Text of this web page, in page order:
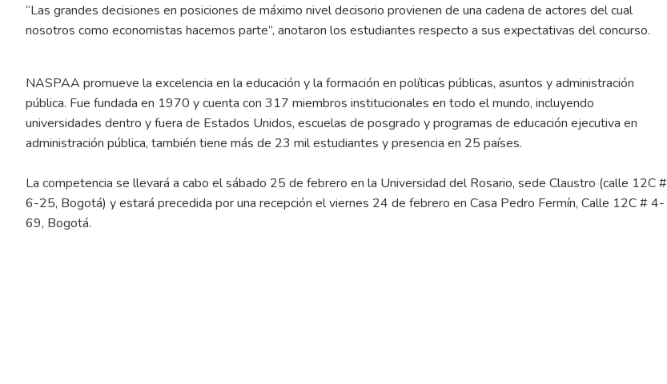
“Las grandes decisiones en posiciones de máximo nivel decisorio provienen de una cadena de actores del cual
nosotros como economistas hacemos parte”, anotaron los estudiantes respecto a sus expectativas del concurso.
NASPAA promueve la excelencia en la educación y la formación en políticas públicas, asuntos y administración
pública. Fue fundada en 1970 y cuenta con 317 miembros institucionales en todo el mundo, incluyendo
universidades dentro y fuera de Estados Unidos, escuelas de posgrado y programas de educación ejecutiva en
administración pública, también tiene más de 23 mil estudiantes y presencia en 25 países.
La competencia se llevará a cabo el sábado 25 de febrero en la Universidad del Rosario, sede Claustro (calle 12C #
6-25, Bogotá) y estará precedida por una recepción el viernes 24 de febrero en Casa Pedro Fermín, Calle 12C # 4-
69, Bogotá.